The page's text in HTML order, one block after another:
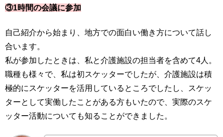
③1時間の会議に参加
自己紹介から始まり、地方での面白い働き方について話し
合います。
私が参加したときは、私と介護施設の担当者を含めて4人。
職種も様々で、私は初スケッターでしたが、介護施設は積
極的にスケッターを活用しているところでしたし、スケッ
ターとして実働したことがある方もいたので、実際のスケ
ッター活動についても知ることができました。